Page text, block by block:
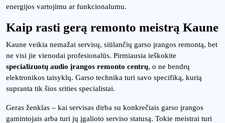
energijos vartojimu ar funkcionalumu.
Kaip rasti gerą remonto meistrą Kaune
Kaune veikia nemažai servisų, siūlančių garso įrangos remontą, bet
ne visi jie vienodai profesionalūs. Pirmiausia ieškokite
specializuotų audio įrangos remonto centrų, o ne bendrų
elektronikos taisyklų. Garso technika turi savo specifiką, kurią
supranta tik šios srities specialistai.
Geras ženklas – kai servisas dirba su konkrečiais garso įrangos
gamintojais arba turi jų įgalioto serviso statusą. Tokie meistrai turi